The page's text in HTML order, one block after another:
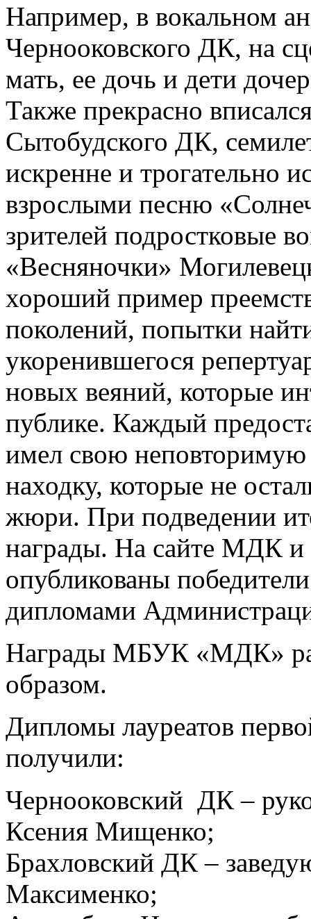
Например, в вокальном
Чернооковского ДК, на
мать, ее дочь и дети
Также прекрасно
Сытобудского ДК,
искренне и трогательно
взрослыми песню
зрителей подростковые
«Весняночки»
хороший пример
поколений, попытки
укоренившегося
новых веяний, которые
публике. Каждый
имел свою
находку, которые не
жюри. При подведении
награды. На сайте МДК и
опубликованы
дипломами
Награды МБУК «МДК»
образом.
Дипломы лауреатов
получили:
Чернооковский ДК –
Ксения Мищенко;
Брахловский ДК –
Максименко;